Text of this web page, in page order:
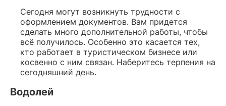
Сегодня могут возникнуть трудности с
оформлением документов. Вам придется
сделать много дополнительной работы, чтобы
всё получилось. Особенно это касается тех,
кто работает в туристическом бизнесе или
косвенно с ним связан. Наберитесь терпения на
сегодняшний день.
Водолей